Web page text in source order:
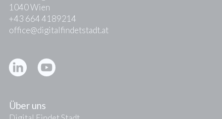
1040 Wien
+43 664 4189214
office@digitalfindetstadt.at
Über uns